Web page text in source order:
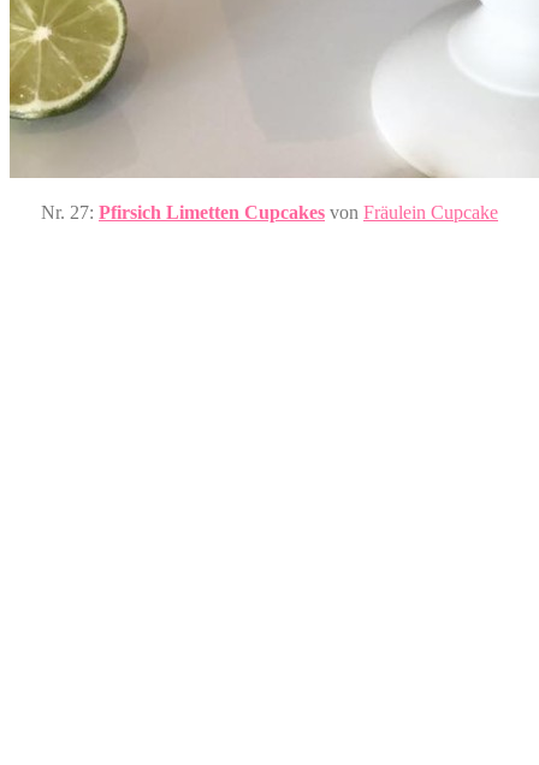
Nr. 27: Pfirsich Limetten Cupcakes von Fräulein Cupcake